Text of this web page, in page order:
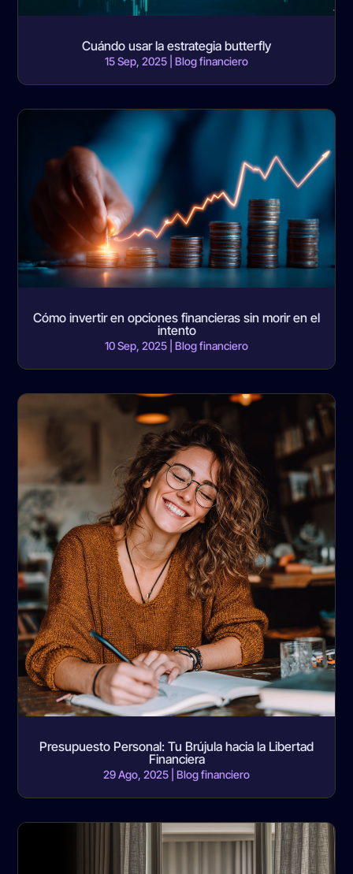
Cuándo usar la estrategia butterfly
15 Sep, 2025 Blog financiero
Cómo invertir en opciones financieras sin morir en el
intento
10 Sep, 2025 Blog financiero
Presupuesto Personal: Tu Brújula hacia la Libertad
Financiera
29 Ago, 2025 Blog financiero